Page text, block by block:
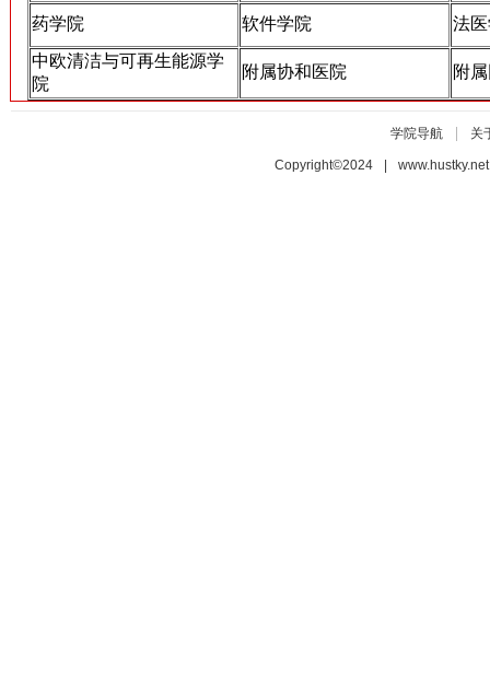
药学院 软件学院
法
中欧清洁与可再生能源学
院
附属协和医院 附
学院导航| 关
Copyright©2024 |